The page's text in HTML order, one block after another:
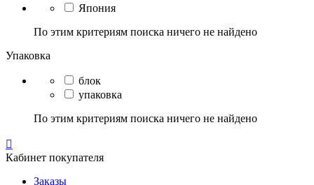
Япония
По этим критериям поиска ничего не найдено
Упаковка
блок
упаковка
По этим критериям поиска ничего не найдено

Кабинет покупателя
Заказы